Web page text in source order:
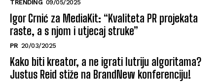
TRENDING 09/05/2025
Igor Crnić za MediaKit: “Kvaliteta PR projekata
raste, a s njom i utjecaj struke”
PR 20/03/2025
Kako biti kreator, a ne igrati lutriju algoritama?
Justus Reid stiže na BrandNew konferenciju!